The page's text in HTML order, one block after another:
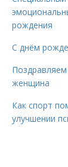
рождения
С днём
женщина
Как спорт
улучшении